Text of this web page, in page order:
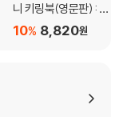
니 키링북(영문판) : Th
e Wizard of Oz 1
8,820원
10%